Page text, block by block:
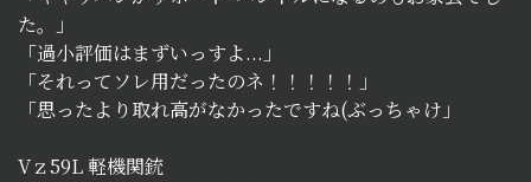
た。」
「過小評価はまずいっすよ...」
「それってソレ用だったのネ！！！！！」
「思ったより取れ高がなかったですね(ぶっちゃけ」
Vｚ59L 軽機関銃